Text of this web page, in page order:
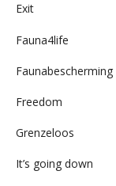
Exit
Fauna4life
Faunabescherming
Freedom
Grenzeloos
It’s going down